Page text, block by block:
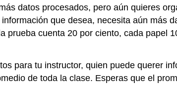
datos procesados, pero aún quieres
que desea, necesita aún más
cuenta 20 por ciento, cada papel
para tu instructor, quien puede querer
de toda la clase. Esperas que el